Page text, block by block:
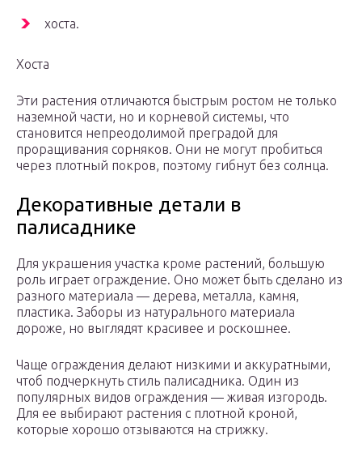
хоста.
Хоста
Эти растения отличаются быстрым ростом не только
наземной части, но и корневой системы, что
становится непреодолимой преградой для
проращивания сорняков. Они не могут пробиться
через плотный покров, поэтому гибнут без солнца.
Декоративные детали в
палисаднике
Для украшения участка кроме растений, большую
роль играет ограждение. Оно может быть сделано из
разного материала — дерева, металла, камня,
пластика. Заборы из натурального материала
дороже, но выглядят красивее и роскошнее.
Чаще ограждения делают низкими и аккуратными,
чтоб подчеркнуть стиль палисадника. Один из
популярных видов ограждения — живая изгородь.
Для ее выбирают растения с плотной кроной,
которые хорошо отзываются на стрижку.